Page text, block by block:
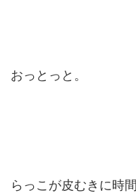
おっとっと。
らっこが皮むきに時